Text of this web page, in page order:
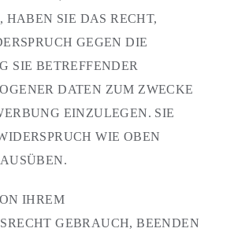
HABEN SIE DAS RECHT,
GEGEN DIE
SIE BETREFFENDER
DATEN ZUM ZWECKE
EINZULEGEN. SIE
WIE OBEN
IHREM
GEBRAUCH, BEENDEN